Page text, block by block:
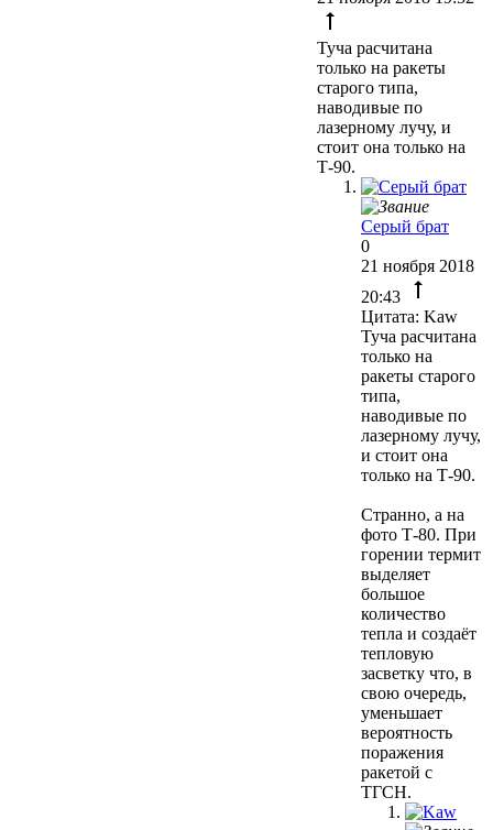
Туча расчитана
только на ракеты
старого типа,
наводивые по
лазерному лучу, и
стоит она только на
Т-90.
Серый брат
0
21 ноября 2018
20:43
Цитата: Kaw
Туча расчитана
только на
ракеты старого
типа,
наводивые по
лазерному лучу,
и стоит она
только на Т-90.
Странно, а на
фото Т-80. При
горении термит
выделяет
большое
количество
тепла и создаёт
тепловую
засветку что, в
свою очередь,
уменьшает
вероятность
поражения
ракетой с
ТГСН.